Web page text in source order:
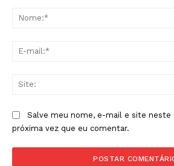
Salve meu nome, e-mail e site neste
próxima vez que eu comentar.